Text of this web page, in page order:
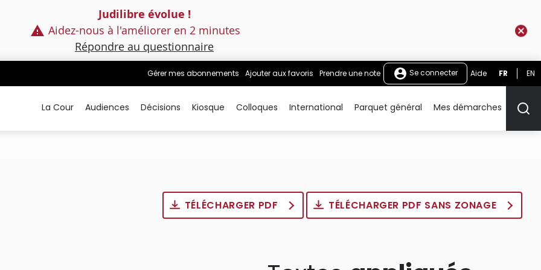
Judilibre évolue !
Aidez-nous à l'améliorer en 2 minutes
Répondre au questionnaire
Gérer mes abonnements Ajouter aux favoris Prendre une note Se connecter Aide FR EN
La Cour Audiences Décisions Kiosque Colloques International Parquet général Mes démarches
TÉLÉCHARGER PDF TÉLÉCHARGER PDF SANS ZONAGE